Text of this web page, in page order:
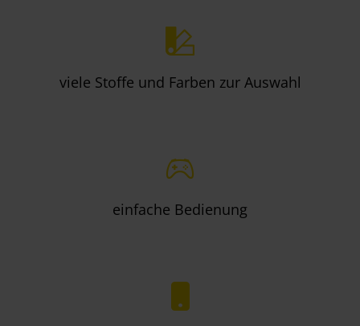
viele Stoffe und Farben zur Auswahl
einfache Bedienung